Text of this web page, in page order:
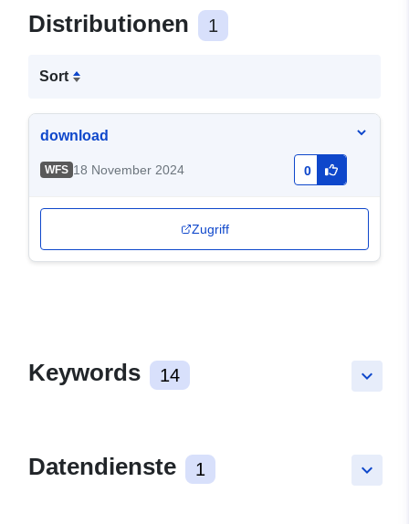
Distributionen 1
Sort
download
WFS 18 November 2024 0
Zugriff
keyboard_arrow_down
Keywords 14
keyboard_arrow_down
Datendienste 1